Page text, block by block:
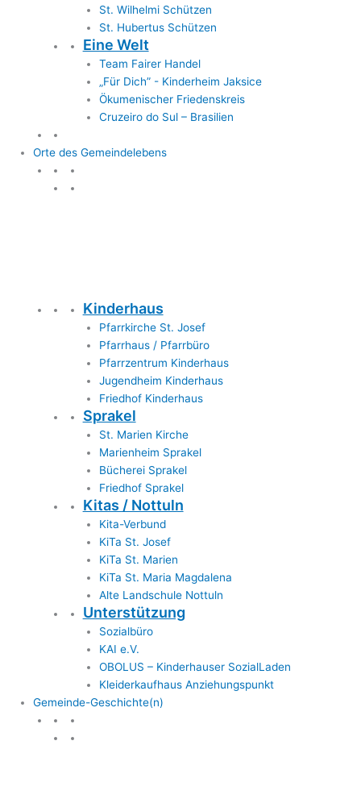
St. Wilhelmi Schützen
St. Hubertus Schützen
Eine Welt
Team Fairer Handel
„Für Dich” - Kinderheim Jaksice
Ökumenischer Friedenskreis
Cruzeiro do Sul – Brasilien
Orte des Gemeindelebens
Kinderhaus
Pfarrkirche St. Josef
Pfarrhaus / Pfarrbüro
Pfarrzentrum Kinderhaus
Jugendheim Kinderhaus
Friedhof Kinderhaus
Sprakel
St. Marien Kirche
Marienheim Sprakel
Bücherei Sprakel
Friedhof Sprakel
Kitas / Nottuln
Kita-Verbund
KiTa St. Josef
KiTa St. Marien
KiTa St. Maria Magdalena
Alte Landschule Nottuln
Unterstützung
Sozialbüro
KAI e.V.
OBOLUS – Kinderhauser SozialLaden
Kleiderkaufhaus Anziehungspunkt
Gemeinde-Geschichte(n)